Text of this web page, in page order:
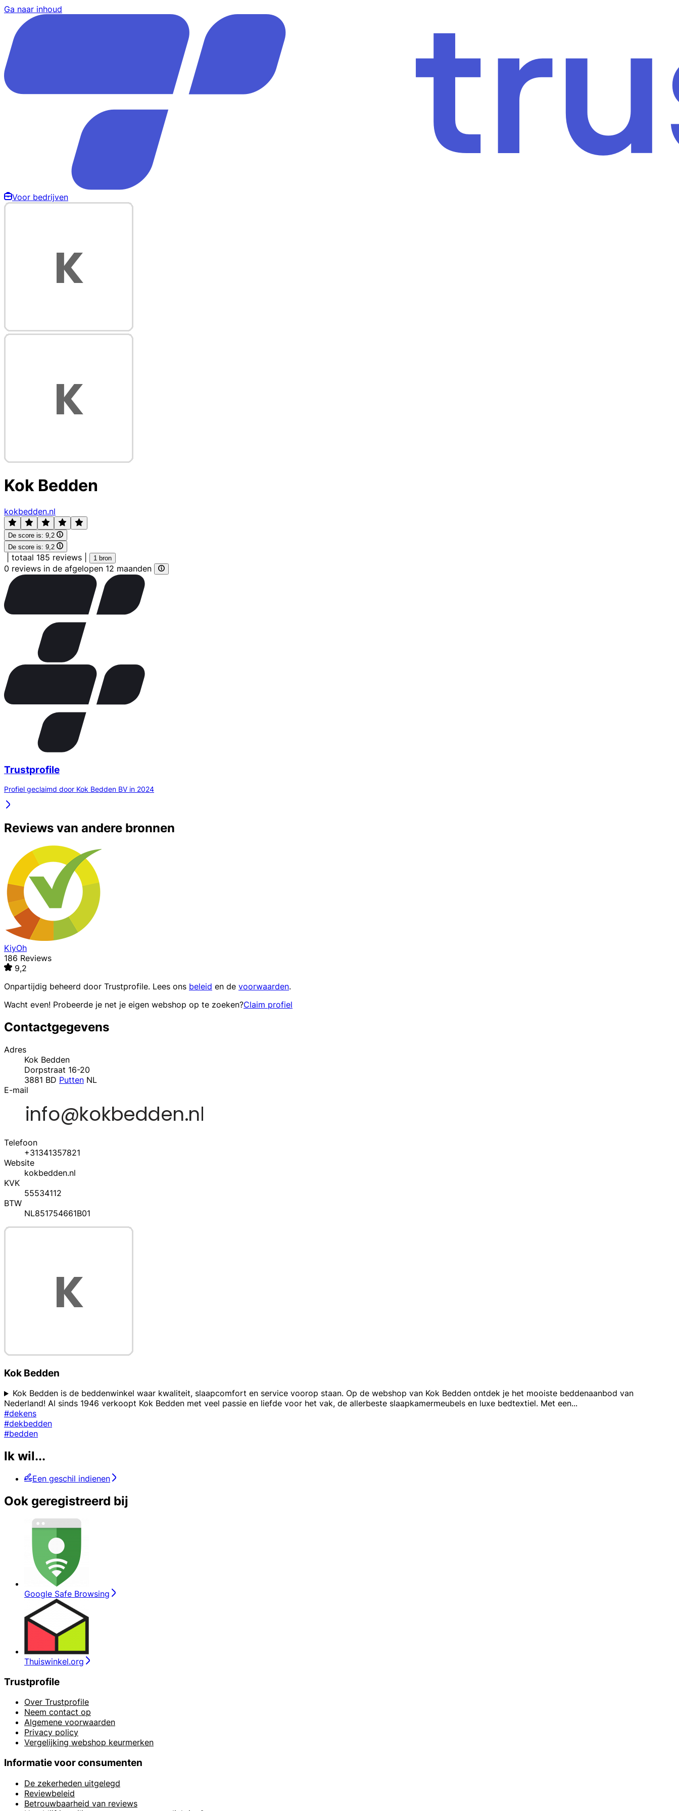
Ga naar inhoud
Voor bedrijven
Kok Bedden
kokbedden.nl
De score is: 9,2
De score is: 9,2
totaal 185 reviews 1 bron
0 reviews in de afgelopen 12 maanden
Trustprofile
Profiel geclaimd door Kok Bedden BV in 2024
Reviews van andere bronnen
KiyOh
186 Reviews
9,2
Onpartijdig beheerd door Trustprofile. Lees ons beleid en de voorwaarden.
Wacht even! Probeerde je net je eigen webshop op te zoeken?Claim profiel
Contactgegevens
Adres
Kok Bedden
Dorpstraat 16-20
3881 BD Putten NL
E-mail
Telefoon
+31341357821
Website
kokbedden.nl
KVK
55534112
BTW
NL851754661B01
Kok Bedden
Kok Bedden is de beddenwinkel waar kwaliteit, slaapcomfort en service voorop staan. Op de webshop van Kok Bedden ontdek je het mooiste beddenaanbod van
Nederland! Al sinds 1946 verkoopt Kok Bedden met veel passie en liefde voor het vak, de allerbeste slaapkamermeubels en luxe bedtextiel. Met een...
#dekens
#dekbedden
#bedden
Ik wil...
Een geschil indienen
Ook geregistreerd bij
Google Safe Browsing
Thuiswinkel.org
Trustprofile
Over Trustprofile
Neem contact op
Algemene voorwaarden
Privacy policy
Vergelijking webshop keurmerken
Informatie voor consumenten
De zekerheden uitgelegd
Reviewbeleid
Betrouwbaarheid van reviews